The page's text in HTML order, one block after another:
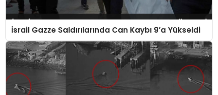
İsrail Gazze Saldırılarında Can Kaybı 9’a Yükseldi